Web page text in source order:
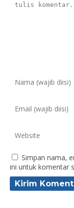
Simpan nama,
ini untuk komentar